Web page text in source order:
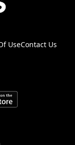
UseContact Us